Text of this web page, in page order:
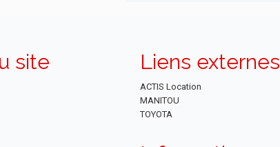
site Liens externes
ACTIS Location
MANITOU
TOYOTA